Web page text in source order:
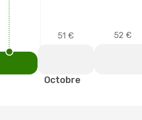
51 € 52 €
Octobre